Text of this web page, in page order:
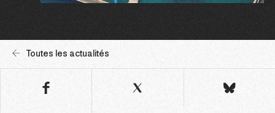
Toutes les actualités